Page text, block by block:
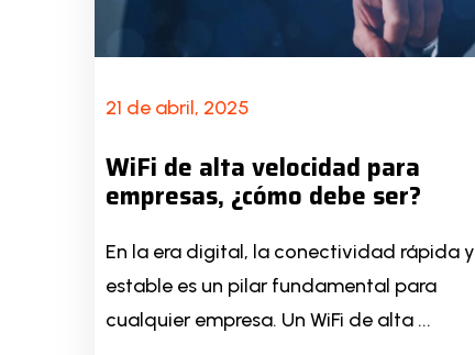
21 de abril, 2025
WiFi de alta velocidad para
empresas, ¿cómo debe ser?
En la era digital, la conectividad rápida y
estable es un pilar fundamental para
cualquier empresa. Un WiFi de alta ...